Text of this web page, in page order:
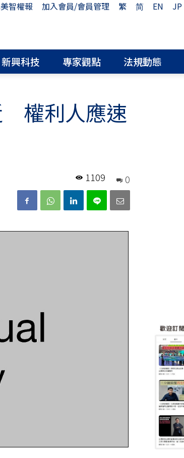
智權報 加入會員/會員管理 繁 简 EN
JP
新興科技 專家觀點 法規動態
權利人應速
0
1109